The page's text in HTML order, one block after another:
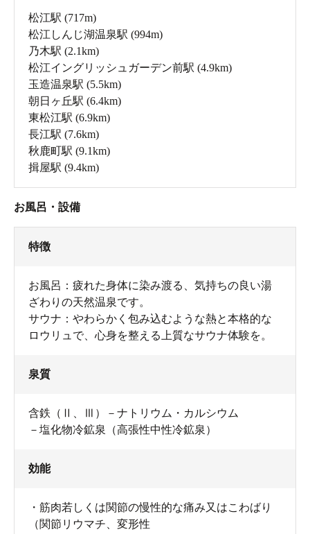
松江駅 (717m)
松江しんじ湖温泉駅 (994m)
乃木駅 (2.1km)
松江イングリッシュガーデン前駅 (4.9km)
玉造温泉駅 (5.5km)
朝日ヶ丘駅 (6.4km)
東松江駅 (6.9km)
長江駅 (7.6km)
秋鹿町駅 (9.1km)
揖屋駅 (9.4km)
お風呂・設備
特徴
お風呂：疲れた身体に染み渡る、気持ちの良い湯
ざわりの天然温泉です。
サウナ：やわらかく包み込むような熱と本格的な
ロウリュで、心身を整える上質なサウナ体験を。
泉質
含鉄（Ⅱ、Ⅲ）－ナトリウム・カルシウム
－塩化物冷鉱泉（高張性中性冷鉱泉）
効能
・筋肉若しくは関節の慢性的な痛み又はこわばり
（関節リウマチ、変形性